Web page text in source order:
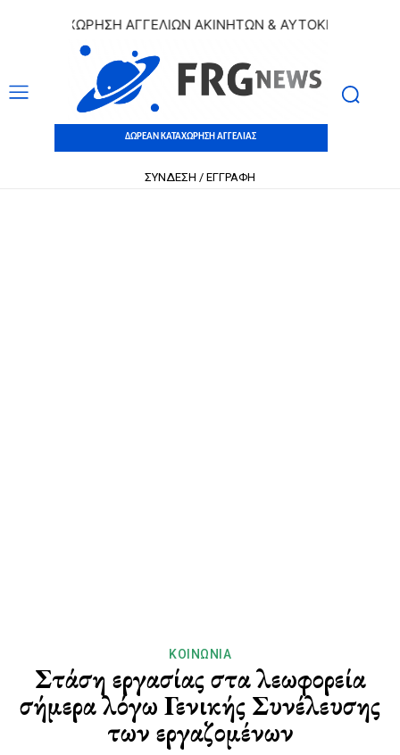
ΚΑΤΑΧΩΡΗΣΗ ΑΓΓΕΛΙΩΝ ΑΚΙΝΗΤΩΝ & ΑΥΤΟΚΙΝΗΤΩΝ |
ΔΩΡΕΑΝ ΚΑΤΑΧΩΡΗΣΗ ΑΓΓΕΛΙΑΣ
ΣΥΝΔΕΣΗ / ΕΓΓΡΑΦΗ
ΚΟΙΝΩΝΊΑ
Στάση εργασίας στα λεωφορεία
σήμερα λόγω Γενικής Συνέλευσης
των εργαζομένων